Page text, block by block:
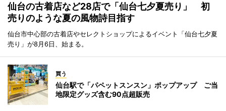
仙台の古着店など28店で「仙台七夕夏売り」 初
売りのような夏の風物詩目指す
仙台市中心部の古着店やセレクトショップによるイベント「仙台七夕夏
売り」が8月6日、始まる。
買う
仙台駅で「パペットスンスン」ポップアップ ご当
地限定グッズ含む90点超販売